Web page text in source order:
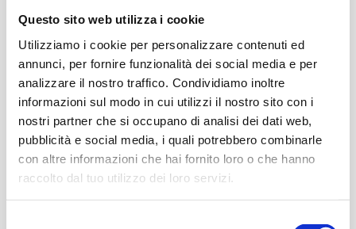
Questo sito web utilizza i cookie
Utilizziamo i cookie per personalizzare contenuti ed
annunci, per fornire funzionalità dei social media e per
analizzare il nostro traffico. Condividiamo inoltre
informazioni sul modo in cui utilizzi il nostro sito con i
nostri partner che si occupano di analisi dei dati web,
pubblicità e social media, i quali potrebbero combinarle
con altre informazioni che hai fornito loro o che hanno
raccolto dal tuo utilizzo dei loro servizi.